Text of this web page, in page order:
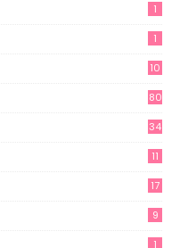
1
1
10
80
34
11
17
9
1